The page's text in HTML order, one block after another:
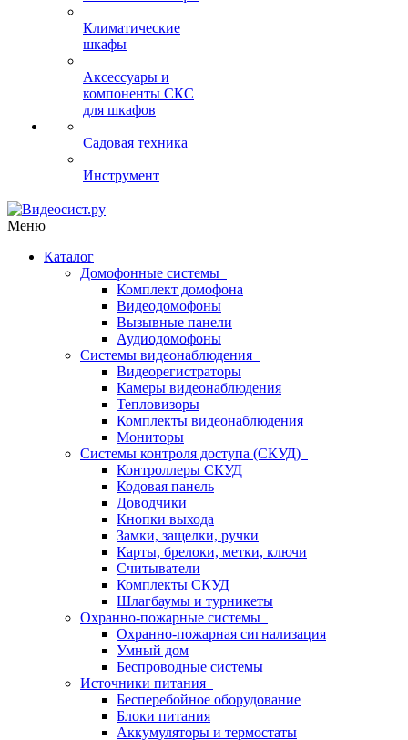
Климатические
шкафы
Аксессуары и
компоненты СКС
для шкафов
Садовая техника
Инструмент
Меню
Каталог
Домофонные системы
Комплект домофона
Видеодомофоны
Вызывные панели
Аудиодомофоны
Системы видеонаблюдения
Видеорегистраторы
Камеры видеонаблюдения
Тепловизоры
Комплекты видеонаблюдения
Мониторы
Системы контроля доступа (СКУД)
Контроллеры СКУД
Кодовая панель
Доводчики
Кнопки выхода
Замки, защелки, ручки
Карты, брелоки, метки, ключи
Считыватели
Комплекты СКУД
Шлагбаумы и турникеты
Охранно-пожарные системы
Охранно-пожарная сигнализация
Умный дом
Беспроводные системы
Источники питания
Бесперебойное оборудование
Блоки питания
Аккумуляторы и термостаты